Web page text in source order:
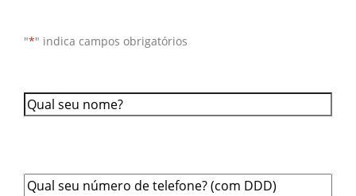
"*" indica campos obrigatórios